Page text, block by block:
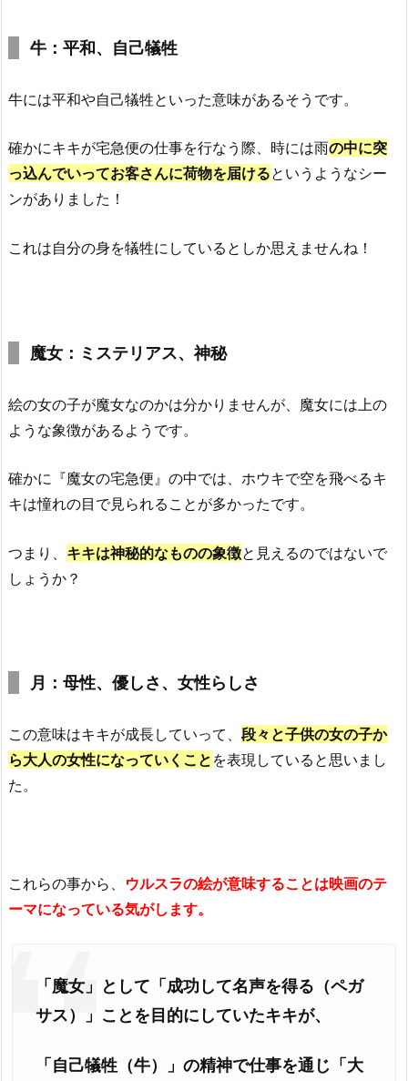
牛：平和、自己犠牲
牛には平和や自己犠牲といった意味があるそうです。
確かにキキが宅急便の仕事を行なう際、時には雨の中に突
っ込んでいってお客さんに荷物を届けるというようなシー
ンがありました！
これは自分の身を犠牲にしているとしか思えませんね！
魔女：ミステリアス、神秘
絵の女の子が魔女なのかは分かりませんが、魔女には上の
ような象徴があるようです。
確かに『魔女の宅急便』の中では、ホウキで空を飛べるキ
キは憧れの目で見られることが多かったです。
つまり、 キキは神秘的なものの象徴と見えるのではないで
しょうか？
月：母性、優しさ、女性らしさ
この意味はキキが成長していって、 段々と子供の女の子か
ら大人の女性になっていくこと を表現していると思いまし
た。
これらの事から、 ウルスラの絵が意味することは映画のテ
ーマになっている気がします。
「魔女」として「成功して名声を得る（ペガ
サス）
」 ことを目的にしていたキキが、
「自己犠牲 （牛）
」の精神で仕事を通じ「大